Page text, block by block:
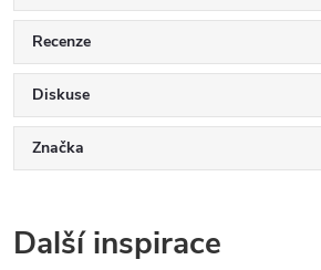
Recenze
Diskuse
Značka
Další inspirace